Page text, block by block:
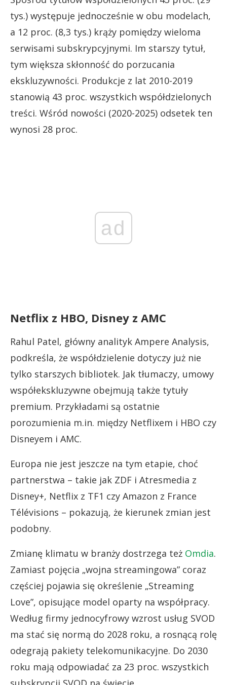
tys.) występuje jednocześnie w obu modelach,
a 12 proc. (8,3 tys.) krąży pomiędzy wieloma
serwisami subskrypcyjnymi. Im starszy tytuł,
tym większa skłonność do porzucania
ekskluzywności. Produkcje z lat 2010-2019
stanowią 43 proc. wszystkich współdzielonych
treści. Wśród nowości (2020-2025) odsetek ten
wynosi 28 proc.
ad
Netflix z HBO, Disney z AMC
Rahul Patel, główny analityk Ampere Analysis,
podkreśla, że współdzielenie dotyczy już nie
tylko starszych bibliotek. Jak tłumaczy, umowy
współekskluzywne obejmują także tytuły
premium. Przykładami są ostatnie
porozumienia m.in. między Netflixem i HBO czy
Disneyem i AMC.
Europa nie jest jeszcze na tym etapie, choć
partnerstwa – takie jak ZDF i Atresmedia z
Disney+, Netflix z TF1 czy Amazon z France
Télévisions – pokazują, że kierunek zmian jest
podobny.
Zmianę klimatu w branży dostrzega też Omdia.
Zamiast pojęcia „wojna streamingowa” coraz
częściej pojawia się określenie „Streaming
Love”, opisujące model oparty na współpracy.
Według firmy jednocyfrowy wzrost usług SVOD
ma stać się normą do 2028 roku, a rosnącą rolę
odegrają pakiety telekomunikacyjne. Do 2030
roku mają odpowiadać za 23 proc. wszystkich